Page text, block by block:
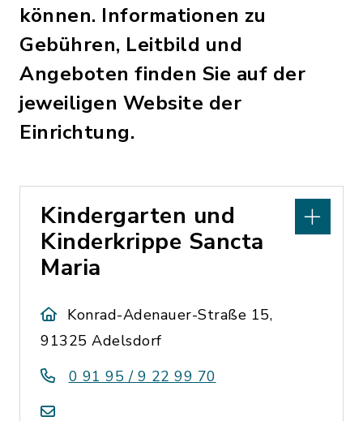
können. Informationen zu
Gebühren, Leitbild und
Angeboten finden Sie auf der
jeweiligen Website der
Einrichtung.
Kindergarten und
Kinderkrippe Sancta
Maria
Konrad-Adenauer-Straße 15,
91325 Adelsdorf
0 91 95 / 9 22 99 70